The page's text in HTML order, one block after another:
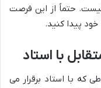
حتماً از این فرصت
خود پیدا کنید.
با استاد
که با استاد برقرار می